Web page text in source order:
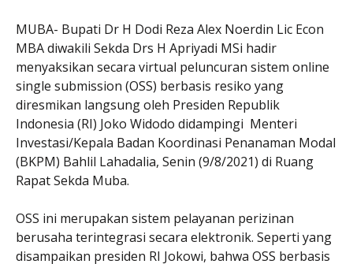
MUBA- Bupati Dr H Dodi Reza Alex Noerdin Lic Econ
MBA diwakili Sekda Drs H Apriyadi MSi hadir
menyaksikan secara virtual peluncuran sistem online
single submission (OSS) berbasis resiko yang
diresmikan langsung oleh Presiden Republik
Indonesia (RI) Joko Widodo didampingi Menteri
Investasi/Kepala Badan Koordinasi Penanaman Modal
(BKPM) Bahlil Lahadalia, Senin (9/8/2021) di Ruang
Rapat Sekda Muba.
OSS ini merupakan sistem pelayanan perizinan
berusaha terintegrasi secara elektronik. Seperti yang
disampaikan presiden RI Jokowi, bahwa OSS berbasis